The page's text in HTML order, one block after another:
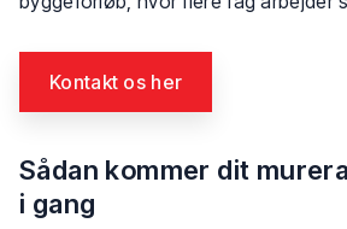
Kontakt os her​
Sådan kommer dit
i gang